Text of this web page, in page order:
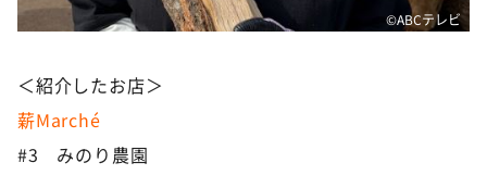
©ABCテレビ
＜紹介したお店＞
薪Marché
#3 みのり農園